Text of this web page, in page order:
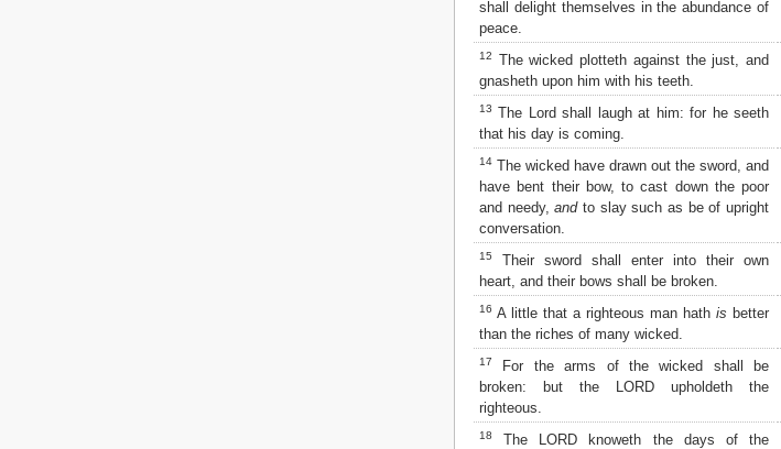
shall delight themselves in the abundance of
peace.
12
The wicked plotteth against the just, and
gnasheth upon him with his teeth.
13 The Lord shall laugh at him: for he seeth
that his day is coming.
14 The wicked have drawn out the sword, and
have bent their bow, to cast down the poor
and needy,andto slay such as be of upright
conversation.
15
Their sword shall enter into their own
heart, and their bows shall be broken.
16 A little that a righteous man hath is better
than the riches of many wicked.
17
For the arms of the wicked shall be
broken: but the LORD upholdeth the
righteous.
18
The LORD knoweth the days of the